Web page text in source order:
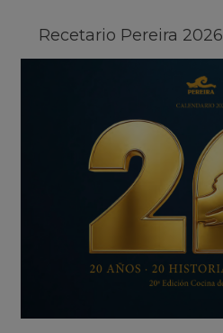
Recetario Pereira 2026